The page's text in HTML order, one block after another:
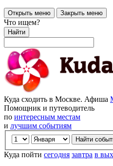
Открыть меню Закрыть меню
Что ищем?
Найти
Куда сходить в Москве. Афиша
Помощник и путеводитель
по интересным местам
и лучшим событиям
Куда пойти сегодня завтра в